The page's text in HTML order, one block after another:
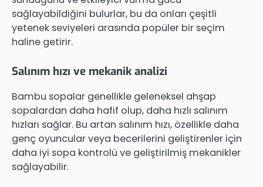
sağlayabildiğini bulurlar, bu da onları çeşitli
yetenek seviyeleri arasında popüler bir seçim
haline getirir.
Salınım hızı ve mekanik analizi
Bambu sopalar genellikle geleneksel ahşap
sopalardan daha hafif olup, daha hızlı salınım
hızları sağlar. Bu artan salınım hızı, özellikle daha
genç oyuncular veya becerilerini geliştirenler için
daha iyi sopa kontrolü ve geliştirilmiş mekanikler
sağlayabilir.